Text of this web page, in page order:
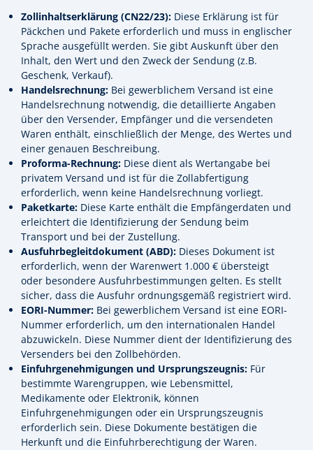
Zollinhaltserklärung (CN22/23): Diese Erklärung ist für
Päckchen und Pakete erforderlich und muss in englischer
Sprache ausgefüllt werden. Sie gibt Auskunft über den
Inhalt, den Wert und den Zweck der Sendung (z.B.
Geschenk, Verkauf).
Handelsrechnung: Bei gewerblichem Versand ist eine
Handelsrechnung notwendig, die detaillierte Angaben
über den Versender, Empfänger und die versendeten
Waren enthält, einschließlich der Menge, des Wertes und
einer genauen Beschreibung.
Proforma-Rechnung: Diese dient als Wertangabe bei
privatem Versand und ist für die Zollabfertigung
erforderlich, wenn keine Handelsrechnung vorliegt.
Paketkarte: Diese Karte enthält die Empfängerdaten und
erleichtert die Identifizierung der Sendung beim
Transport und bei der Zustellung.
Ausfuhrbegleitdokument (ABD): Dieses Dokument ist
erforderlich, wenn der Warenwert 1.000 € übersteigt
oder besondere Ausfuhrbestimmungen gelten. Es stellt
sicher, dass die Ausfuhr ordnungsgemäß registriert wird.
EORI-Nummer: Bei gewerblichem Versand ist eine EORI-
Nummer erforderlich, um den internationalen Handel
abzuwickeln. Diese Nummer dient der Identifizierung des
Versenders bei den Zollbehörden.
Einfuhrgenehmigungen und Ursprungszeugnis: Für
bestimmte Warengruppen, wie Lebensmittel,
Medikamente oder Elektronik, können
Einfuhrgenehmigungen oder ein Ursprungszeugnis
erforderlich sein. Diese Dokumente bestätigen die
Herkunft und die Einfuhrberechtigung der Waren.